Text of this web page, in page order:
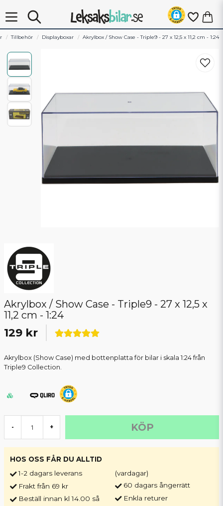
Tillbehör Displayboxar Akrylbox / Show Case - Triple9 - 27 x 12,5 x 11,2 cm - 1:24
Akrylbox / Show Case - Triple9 - 27 x 12,5 x
11,2 cm - 1:24
129 kr
Akrylbox (Show Case) med bottenplatta för bilar i skala 1:24 från
Triple9 Collection.
- + KÖP
HOS OSS FÅR DU ALLTID
1-2 dagars leverans
Frakt från 69 kr
Beställ innan kl 14.00 så
(vardagar)
60 dagars ångerrätt
Enkla returer